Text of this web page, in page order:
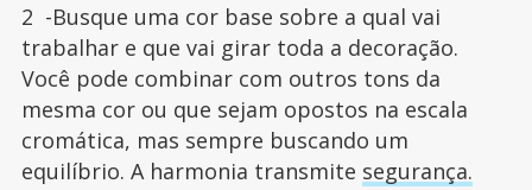
2 -Busque uma cor base sobre a qual vai
trabalhar e que vai girar toda a decoração.
Você pode combinar com outros tons da
mesma cor ou que sejam opostos na escala
cromática, mas sempre buscando um
equilíbrio. A harmonia transmite segurança.